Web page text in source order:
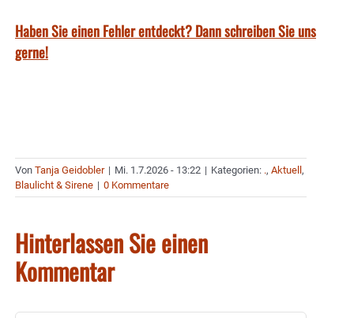
Haben Sie einen Fehler entdeckt? Dann schreiben Sie uns
gerne!
Von Tanja Geidobler | Mi. 1.7.2026 - 13:22 | Kategorien: ., Aktuell,
Blaulicht & Sirene | 0 Kommentare
Hinterlassen Sie einen
Kommentar